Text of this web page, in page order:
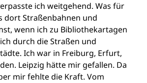
ich weitgehend. Was für
dort Straßenbahnen und
wenn ich zu Bibliothekartagen
durch die Straßen und
Ich war in Freiburg, Erfurt,
Leipzig hätte mir gefallen. Da
mir fehlte die Kraft. Vom